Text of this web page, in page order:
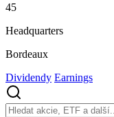
45
Headquarters
Bordeaux
Dividendy Earnings